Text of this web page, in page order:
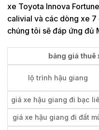
xe Toyota Innova
calivial và các dòng xe
chúng tôi sẽ đáp ứng đủ
bảng giá thuê
lộ trình hậu giang
giá xe hậu giang đi bạc
giá xe hậu giang đi đất